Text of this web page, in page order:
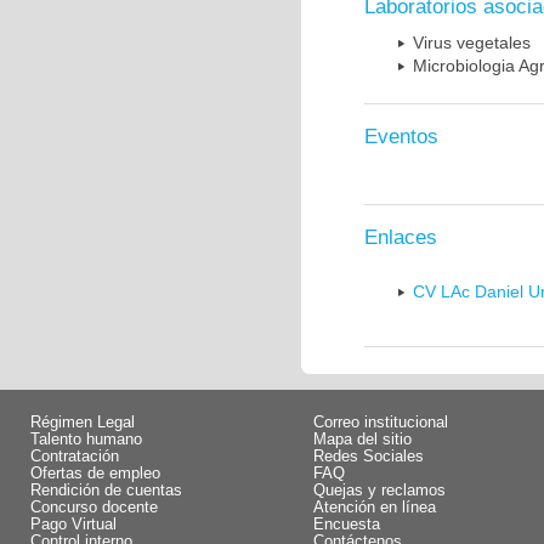
Laboratorios
Virus vegetales
Microbiologia
Eventos
Enlaces
CV LAc Daniel
Régimen Legal
Talento humano
Contratación
Ofertas de empleo
Rendición de cuentas
Concurso docente
Pago Virtual
Correo institucional
Mapa del sitio
Redes Sociales
FAQ
Quejas y reclamos
Atención en línea
Encuesta